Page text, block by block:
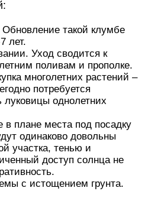
такой клумбе
лет.
Уход сводится к
поливам и прополке.
многолетних растений –
потребуется
луковицы однолетних
в плане места под посадку
одинаково довольны
участка, тенью и
доступ солнца не
с истощением грунта.